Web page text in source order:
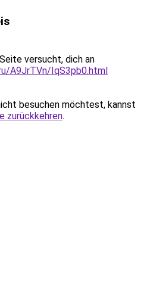
versucht, dich an
A9JrTVn/IqS3pb0.html
besuchen möchtest, kannst
zurückkehren.